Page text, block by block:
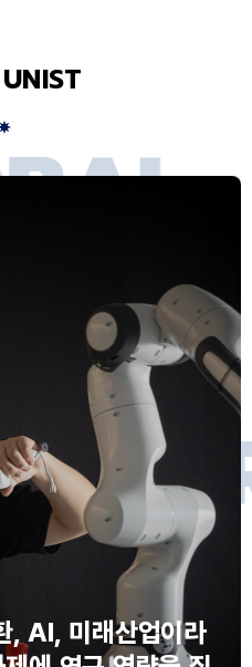
BAL
S
R
U RE
ATO
, AI, 미래산업이라